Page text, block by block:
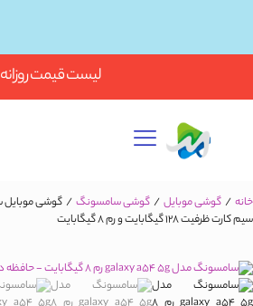
لیست قیمت روزانه
خانه / گوشی موبایل / گوشی سامسونگ /
سیم کارت ظرفیت 128 گیگابایت و رم 8 گیگابایت